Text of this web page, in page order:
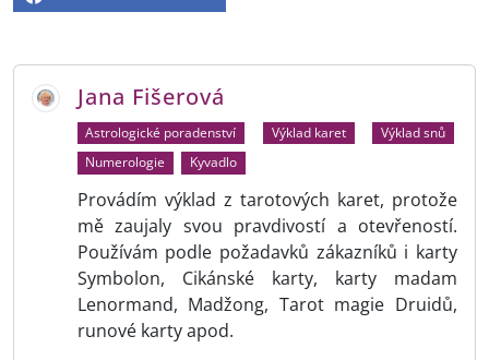
Jana Fišerová
Astrologické poradenství Výklad karet
Výklad snů
Numerologie
Kyvadlo
Provádím výklad z tarotových karet, protože
mě zaujaly svou pravdivostí a otevřeností.
Používám podle požadavků zákazníků i karty
Symbolon, Cikánské karty, karty madam
Lenormand, Madžong, Tarot magie Druidů,
runové karty apod.